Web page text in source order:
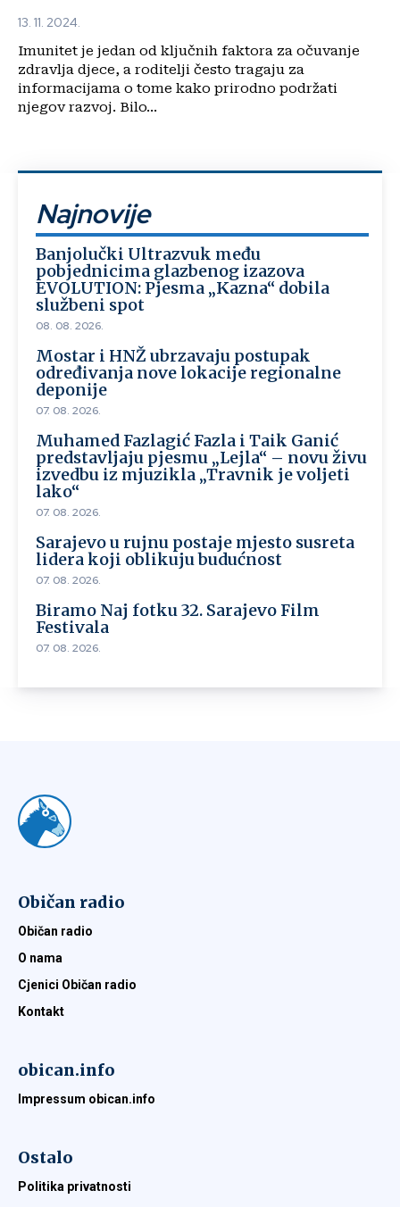
13. 11. 2024.
Imunitet je jedan od ključnih faktora za očuvanje
zdravlja djece, a roditelji često tragaju za
informacijama o tome kako prirodno podržati
njegov razvoj. Bilo...
Najnovije
Banjolučki Ultrazvuk među
pobjednicima glazbenog izazova
EVOLUTION: Pjesma „Kazna“ dobila
službeni spot
08. 08. 2026.
Mostar i HNŽ ubrzavaju postupak
određivanja nove lokacije regionalne
deponije
07. 08. 2026.
Muhamed Fazlagić Fazla i Taik Ganić
predstavljaju pjesmu „Lejla“ – novu živu
izvedbu iz mjuzikla „Travnik je voljeti
lako“
07. 08. 2026.
Sarajevo u rujnu postaje mjesto susreta
lidera koji oblikuju budućnost
07. 08. 2026.
Biramo Naj fotku 32. Sarajevo Film
Festivala
07. 08. 2026.
Običan radio
Običan radio
O nama
Cjenici Običan radio
Kontakt
obican.info
Impressum obican.info
Ostalo
Politika privatnosti